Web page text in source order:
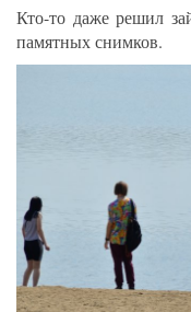
Кто-то даже решил
памятных снимков.